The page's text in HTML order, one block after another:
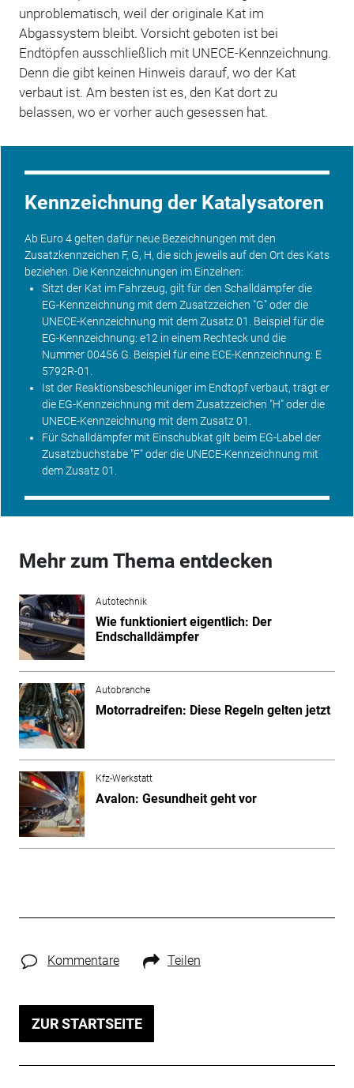
unproblematisch, weil der originale Kat im
Abgassystem bleibt. Vorsicht geboten ist bei
Endtöpfen ausschließlich mit UNECE-Kennzeichnung.
Denn die gibt keinen Hinweis darauf, wo der Kat
verbaut ist. Am besten ist es, den Kat dort zu
belassen, wo er vorher auch gesessen hat.
Kennzeichnung der Katalysatoren
Ab Euro 4 gelten dafür neue Bezeichnungen mit den
Zusatzkennzeichen F, G, H, die sich jeweils auf den Ort des Kats
beziehen. Die Kennzeichnungen im Einzelnen:
Sitzt der Kat im Fahrzeug, gilt für den Schalldämpfer die
EG-Kennzeichnung mit dem Zusatzzeichen "G" oder die
UNECE-Kennzeichnung mit dem Zusatz 01. Beispiel für die
EG-Kennzeichnung: e12 in einem Rechteck und die
Nummer 00456 G. Beispiel für eine ECE-Kennzeichnung: E
5792R-01.
Ist der Reaktionsbeschleuniger im Endtopf verbaut, trägt er
die EG-Kennzeichnung mit dem Zusatzzeichen "H" oder die
UNECE-Kennzeichnung mit dem Zusatz 01.
Für Schalldämpfer mit Einschubkat gilt beim EG-Label der
Zusatzbuchstabe "F" oder die UNECE-Kennzeichnung mit
dem Zusatz 01.
Mehr zum Thema entdecken
Autotechnik
Wie funktioniert eigentlich: Der
Endschalldämpfer
Autobranche
Motorradreifen: Diese Regeln gelten jetzt
Kfz-Werkstatt
Avalon: Gesundheit geht vor
Kommentare Teilen
ZUR STARTSEITE